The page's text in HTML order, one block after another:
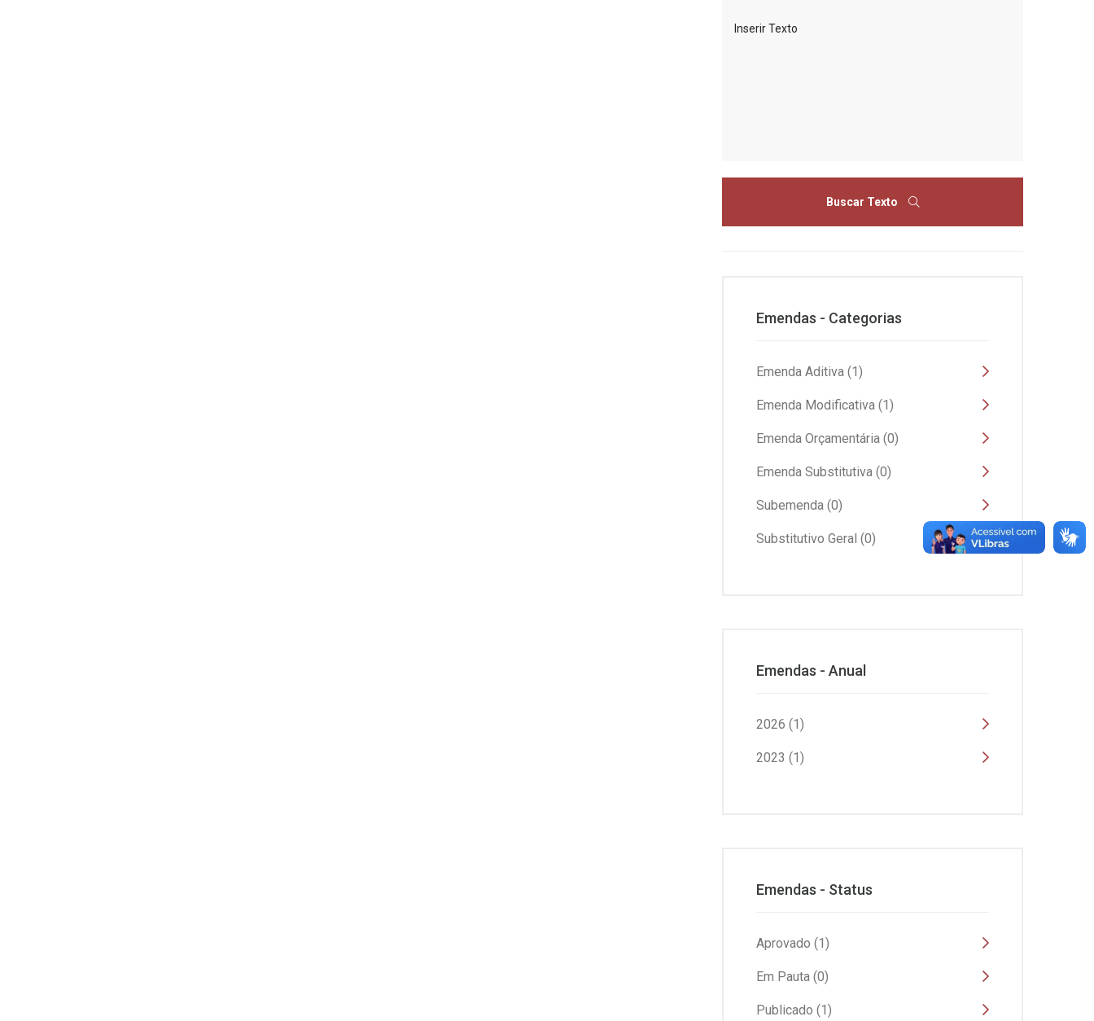
Buscar Texto
Emendas - Categorias
Emenda Aditiva (1)
Emenda Modificativa (1)
Emenda Orçamentária (0)
Emenda Substitutiva (0)
Subemenda (0)
Substitutivo Geral (0)
Emendas - Anual
2026 (1)
2023 (1)
Emendas - Status
Aprovado (1)
Em Pauta (0)
Publicado (1)